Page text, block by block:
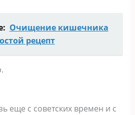
Очищение кишечника
рецепт
еще с советских времен и с